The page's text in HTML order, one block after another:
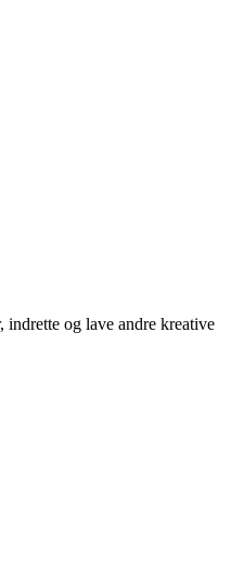
indrette og lave andre kreative